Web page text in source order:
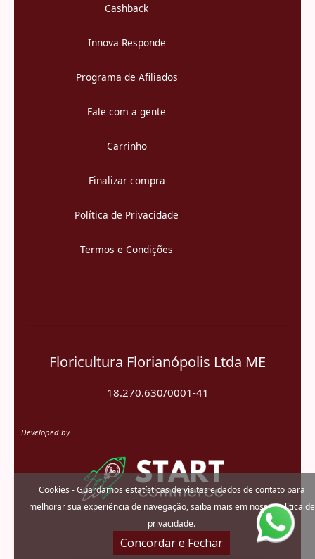
Cashback
Innova Responde
Programa de Afiliados
Fale com a gente
Carrinho
Finalizar compra
Política de Privacidade
Termos e Condições
Floricultura Florianópolis Ltda ME
18.270.630/0001-41
Developed by
Cookies - Guardamos estatísticas de visitas e dados de contato para
melhorar sua experiência de navegação, saiba mais em nossapolítica de
privacidade.
Concordar e Fechar